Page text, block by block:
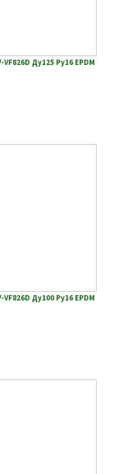
Ду125 Ру16 EPDM
Ду100 Ру16 EPDM